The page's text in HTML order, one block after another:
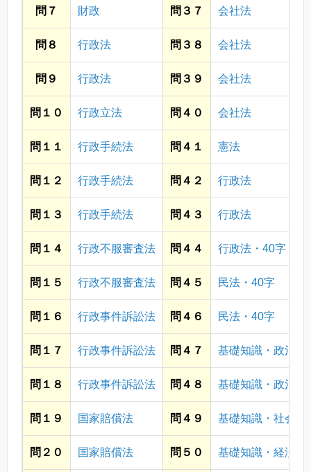
問７ 財政 問３７ 会社法
問８ 行政法 問３８ 会社法
問９ 行政法 問３９ 会社法
問１０ 行政立法 問４０ 会社法
問１１ 行政手続法 問４１ 憲法
問１２ 行政手続法 問４２ 行政法
問１３ 行政手続法 問４３ 行政法
問１４ 行政不服審査法 問４４ 行政法・40字
問１５ 行政不服審査法 問４５ 民法・40字
問１６ 行政事件訴訟法 問４６ 民法・40字
問１７ 行政事件訴訟法 問４７ 基礎知識・政治
問１８ 行政事件訴訟法 問４８ 基礎知識・政治
問１９ 国家賠償法 問４９ 基礎知識・社会
問２０ 国家賠償法 問５０ 基礎知識・経済